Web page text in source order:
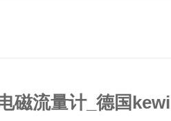
磁流量计_德国